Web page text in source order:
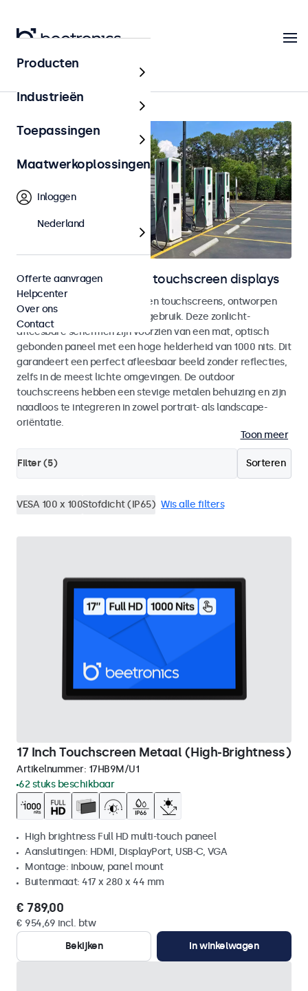
Home
Outdoor monitoren en touchscreen displays
Weersbestendige monitoren en touchscreens, ontworpen
voor zowel binnen- als buitengebruik. Deze zonlicht-
afleesbare schermen zijn voorzien van een mat, optisch
gebonden paneel met een hoge helderheid van 1000 nits. Dit
garandeert een perfect afleesbaar beeld zonder reflecties,
zelfs in de meest lichte omgevingen. De outdoor
touchscreens hebben een stevige metalen behuizing en zijn
naadloos te integreren in zowel portrait- als landscape-
oriëntatie.
Toon meer
Sorteren
Filter (5)
VESA 100 x 100Stofdicht (IP65) Wis alle filters
17 Inch Touchscreen Metaal (High-Brightness)
Artikelnummer: 17HB9M/U1
62 stuks beschikbaar
High brightness Full HD multi-touch paneel
Aansluitingen: HDMI, DisplayPort, USB-C, VGA
Montage: inbouw, panel mount
Buitenmaat: 417 x 280 x 44 mm
€ 789,00
€ 954,69 incl. btw
Bekijken
In winkelwagen
Producten
Industrieën
Toepassingen
Maatwerkoplossingen
Inloggen
Nederland
Offerte aanvragen
Helpcenter
Over ons
Contact